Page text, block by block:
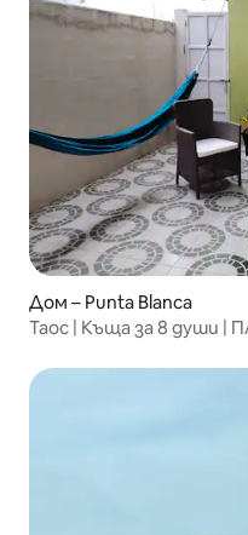
Дом – Punta Blanca
Таос | Къща за 8 души |